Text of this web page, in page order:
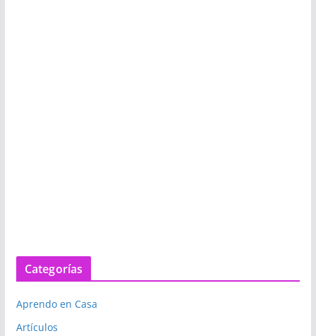
Categorías
Aprendo en Casa
Artículos